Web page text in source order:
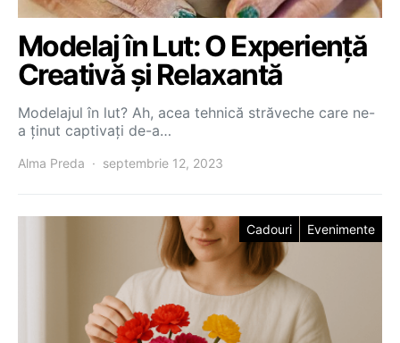
Modelaj în Lut: O Experiență
Creativă și Relaxantă
Modelajul în lut? Ah, acea tehnică străveche care ne-
a ținut captivați de-a…
Alma Preda septembrie 12, 2023
Cadouri Evenimente